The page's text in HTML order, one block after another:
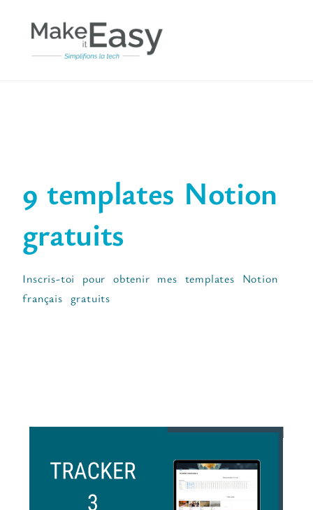
9 templates Notion
gratuits
Inscris-toi pour obtenir mes templates Notion
français gratuits